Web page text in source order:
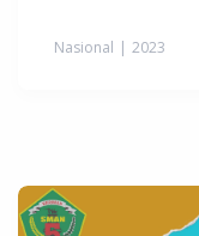
Nasional | 2023